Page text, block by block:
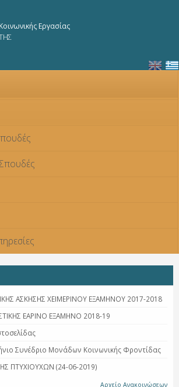
κυρίωςΕργασίας
ΑΣΚΗΣΗΣ ΧΕΙΜΕΡΙΝΟΥ ΕΞΑΜΗΝΟΥ 2017-2018
ΕΑΡΙΝΟ ΕΞΑΜΗΝΟ 2018-19
Συνέδριο Μονάδων Κοινωνικής Φροντίδας
ΠΤΥΧΙΟΥΧΩΝ (24-06-2019)
Αρχείο Ανακοινώσεων